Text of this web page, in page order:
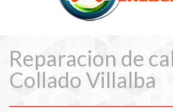
Reparacion de
Collado Villalba